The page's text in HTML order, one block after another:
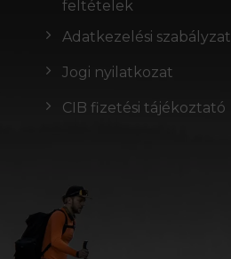
feltételek
Adatkezelési szabályzat
Jogi nyilatkozat
CIB fizetési tájékoztató